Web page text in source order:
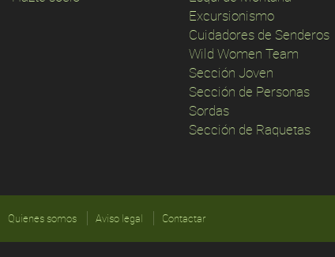
Excursionismo
Cuidadores de Senderos
Wild Women Team
Sección Joven
Sección de Personas
Sordas
Sección de Raquetas
Quienes somos Aviso legal Contactar